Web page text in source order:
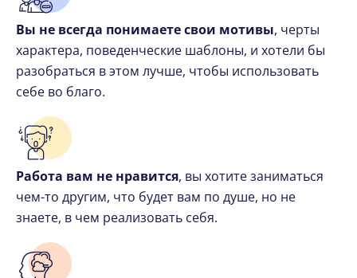
Вы не всегда понимаете свои мотивы, черты
характера, поведенческие шаблоны, и хотели бы
разобраться в этом лучше, чтобы использовать
себе во благо.
Работа вам не нравится, вы хотите заниматься
чем-то другим, что будет вам по душе, но не
знаете, в чем реализовать себя.